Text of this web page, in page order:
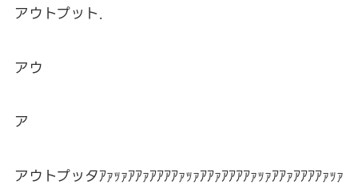
アウトプット.
アウ
ア
アウトプッタｱｧｯｧｱｱｧｱｱｱｱｧｯｧｱｱｧｱｱｱｱｧｯｧｱｱｧｱｱｱｱｧｯｧ